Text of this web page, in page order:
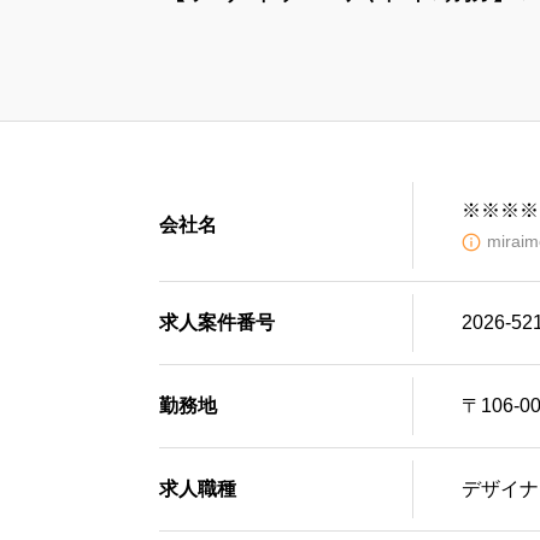
会社名
求人案件番号 2026-
勤務地 〒106-
求人職種 デザイ